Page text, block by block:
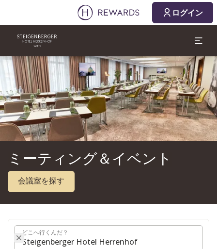
ログイン
スライド1 1
ミーティング＆イベント
会議室を探す
2026/08/07
どこへ行くんだ？
どこへ行くんだ？